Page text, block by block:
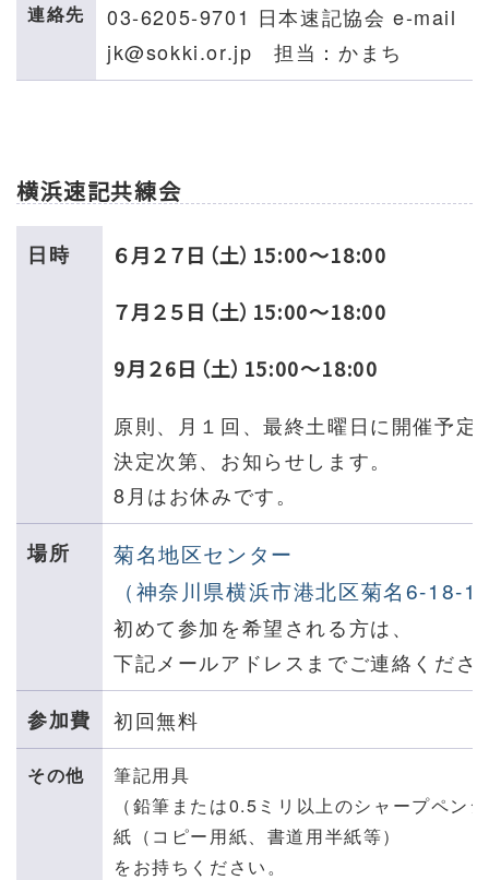
連絡先
03-6205-9701 日本速記協会 e-mail
jk@sokki.or.jp 担当：かまち
横浜速記共練会
日時 ６月２７日（土） 15:00～18:00
７月２５日（土） 15:00～18:00
9月２6日（土） 15:00～18:00
原則、月１回、最終土曜日に開催予定
決定次第、お知らせします。
8月はお休みです。
場所
菊名地区センター
（神奈川県横浜市港北区菊名6-18-
初めて参加を希望される方は、
下記メールアドレスまでご連絡くださ
参加費 初回無料
その他
筆記用具
（鉛筆または0.5ミリ以上のシャープペン
紙（コピー用紙、書道用半紙等）
をお持ちください。